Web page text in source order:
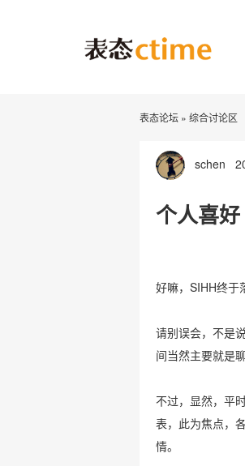
表态论坛 » 综合讨论区
schen
个人喜好
好嘛，SIHH终于
请别误会，不是
间当然主要就是
不过，显然，平
表，此为焦点，
情。